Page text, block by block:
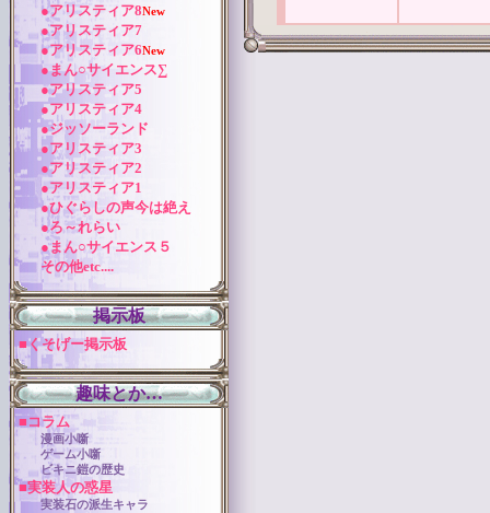
●アリスティア8New
●アリスティア7
●アリスティア6New
●まん○サイエンス∑
●アリスティア5
●アリスティア4
●ジッソーランド
●アリスティア3
●アリスティア2
●アリスティア1
●ひぐらしの声今は絶え
●ろ～れらい
●まん○サイエンス５
その他etc....
掲示板
■くそげー掲示板
趣味とか…
■コラム
漫画小噺
ゲーム小噺
ビキニ鎧の歴史
■実装人の惑星
実装石の派生キャラ